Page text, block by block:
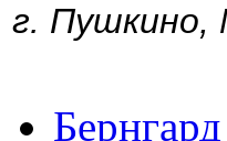
г. Пушкино,